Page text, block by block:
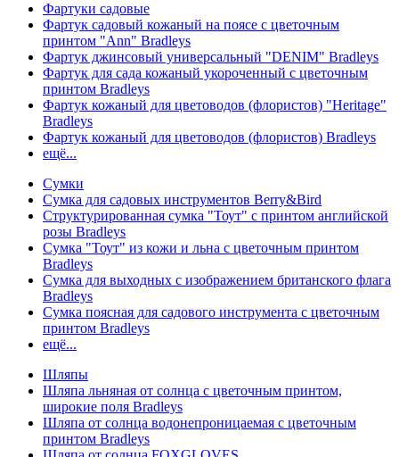
Фартуки садовые
Фартук садовый кожаный на поясе с цветочным
принтом "Ann" Bradleys
Фартук джинсовый универсальный "DENIM" Bradleys
Фартук для сада кожаный укороченный с цветочным
принтом Bradleys
Фартук кожаный для цветоводов (флористов) "Heritage"
Bradleys
Фартук кожаный для цветоводов (флористов) Bradleys
ещё...
Сумки
Сумка для садовых инструментов Berry&Bird
Структурированная сумка "Тоут" с принтом английской
розы Bradleys
Сумка "Тоут" из кожи и льна с цветочным принтом
Bradleys
Сумка для выходных с изображением британского флага
Bradleys
Сумка поясная для садового инструмента с цветочным
принтом Bradleys
ещё...
Шляпы
Шляпа льняная от солнца с цветочным принтом,
широкие поля Bradleys
Шляпа от солнца водонепроницаемая с цветочным
принтом Bradleys